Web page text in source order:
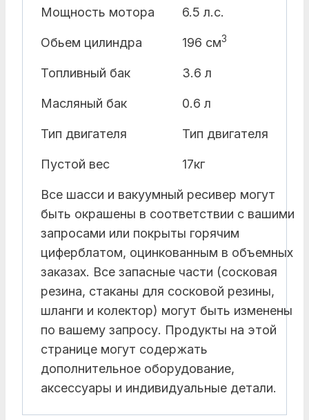
Мощность мотора 6.5 л.с.
Обьем цилиндра 196 см3
Топливный бак 3.6 л
Масляный бак 0.6 л
Тип двигателя Тип двигателя
Пустой вес 17кг
Все шасси и вакуумный ресивер могут
быть окрашены в соответствии с вашими
запросами или покрыты горячим
циферблатом, оцинкованным в объемных
заказах. Все запасные части (сосковая
резина, стаканы для сосковой резины,
шланги и колектор) могут быть изменены
по вашему запросу. Продукты на этой
странице могут содержать
дополнительное оборудование,
аксессуары и индивидуальные детали.